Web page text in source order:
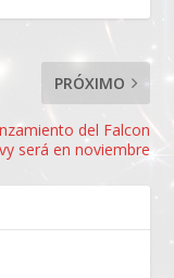
PRÓXIMO
del Falcon
será en noviembre